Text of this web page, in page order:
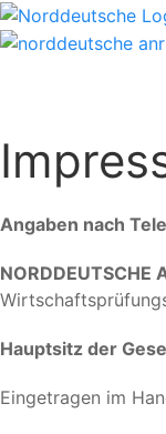
Angaben nach
NORDDEUTSCHE
Hauptsitz der
Eingetragen im